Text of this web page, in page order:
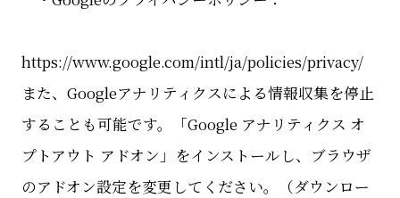
https://www.google.com/intl/ja/policies/privacy/
また、Googleアナリティクスによる情報収集を停止
することも可能です。「Google アナリティクス オ
プトアウト アドオン」をインストールし、ブラウザ
のアドオン設定を変更してください。（ダウンロー